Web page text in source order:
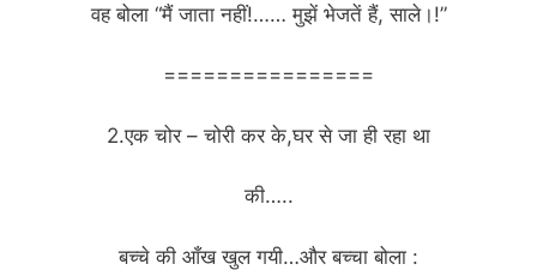
वह बोला “मैं जाता नहीं!…… मुझें भेजतें हैं, साले।!”
================
2.एक चोर – चोरी कर के,घर से जा ही रहा था
की…..
बच्चे की आँख खुल गयी…और बच्चा बोला :